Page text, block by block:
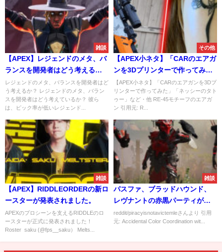
雑談
【APEX】レジェンドのメタ、バ
ランスを開発者はどう考える
か？
レジェンドのメタ、バランスを開発者はど
う考えるか？ レジェンドのメタ、バラン
スを開発者はどう考えているか？ 彼ら
は、ピック率が低いレジェンド...
その他
【APEX小ネタ】「CARのエアガ
ンを3Dプリンターで作ってみ
た」「ネッシーのタトゥー」な
ど・他
【APEX小ネタ】「CARのエアガンを3Dプ
リンターで作ってみた」「ネッシーのタト
ゥー」など・他 RE-45モチーフのエアガ
ン 引用元: R...
雑談
【APEX】RIDDLEORDERの新ロ
ースターが発表されました。
APEXのプロシーンを支えるRIDDLEのロ
ースターが正式に発表されました！
Roster saku (@fps__saku） Melts...
雑談
パスファ、ブラッドハウンド、
レヴナントの赤黒パーティがカ
ッコいい
reddit/piracyisnotavictemleさんより 引用
元: Accidental Color Coordination wit...